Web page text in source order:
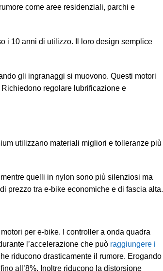
come aree residenziali, parchi e
i 10 anni di utilizzo. Il loro design semplice
gli ingranaggi si muovono. Questi motori
regolare lubrificazione e
utilizzano materiali migliori e tolleranze più
quelli in nylon sono più silenziosi ma
prezzo tra e-bike economiche e di fascia alta.
per e-bike. I controller a onda quadra
l’accelerazione che può raggiungere i
riducono drasticamente il rumore. Erogando
all’8%. Inoltre riducono la distorsione